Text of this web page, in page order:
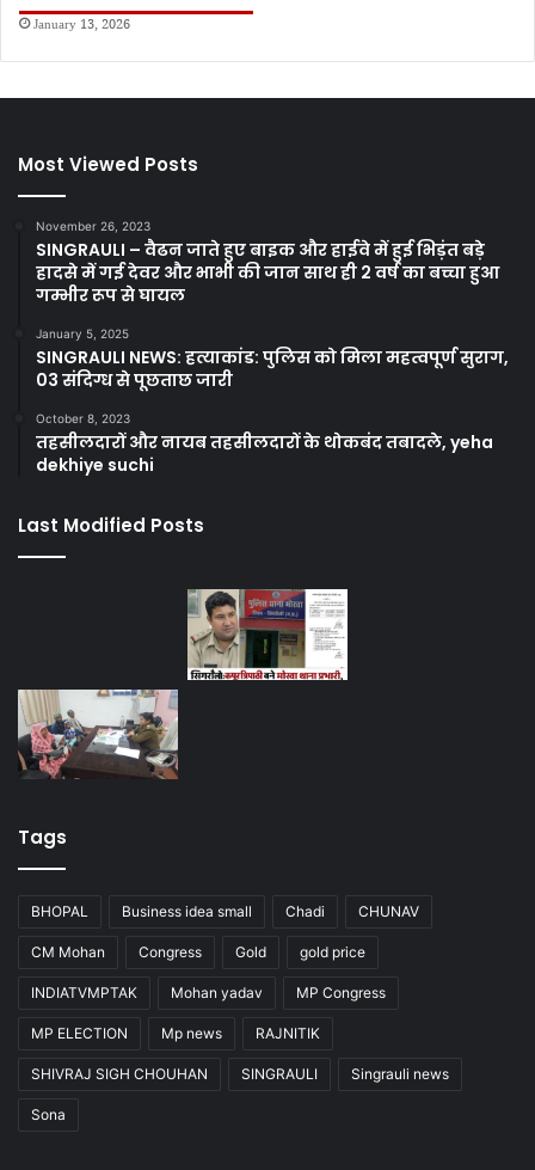
January 13, 2026
Most Viewed Posts
November 26, 2023
SINGRAULI – वैढन जाते हुए बाइक और हाईवे में हुई भिड़ंत बड़े
हादसे में गई देवर और भाभी की जान साथ ही 2 वर्ष का बच्चा हुआ
गम्भीर रूप से घायल
January 5, 2025
SINGRAULI NEWS: हत्याकांड: पुलिस को मिला महत्वपूर्ण सुराग,
03 संदिग्ध से पूछताछ जारी
October 8, 2023
तहसीलदारों और नायब तहसीलदारों के थोकबंद तबादले, yeha
dekhiye suchi
Last Modified Posts
Tags
BHOPAL Business idea small Chadi CHUNAV
CM Mohan Congress Gold gold price
INDIATVMPTAK Mohan yadav MP Congress
MP ELECTION Mp news RAJNITIK
SHIVRAJ SIGH CHOUHAN SINGRAULI Singrauli news
Sona